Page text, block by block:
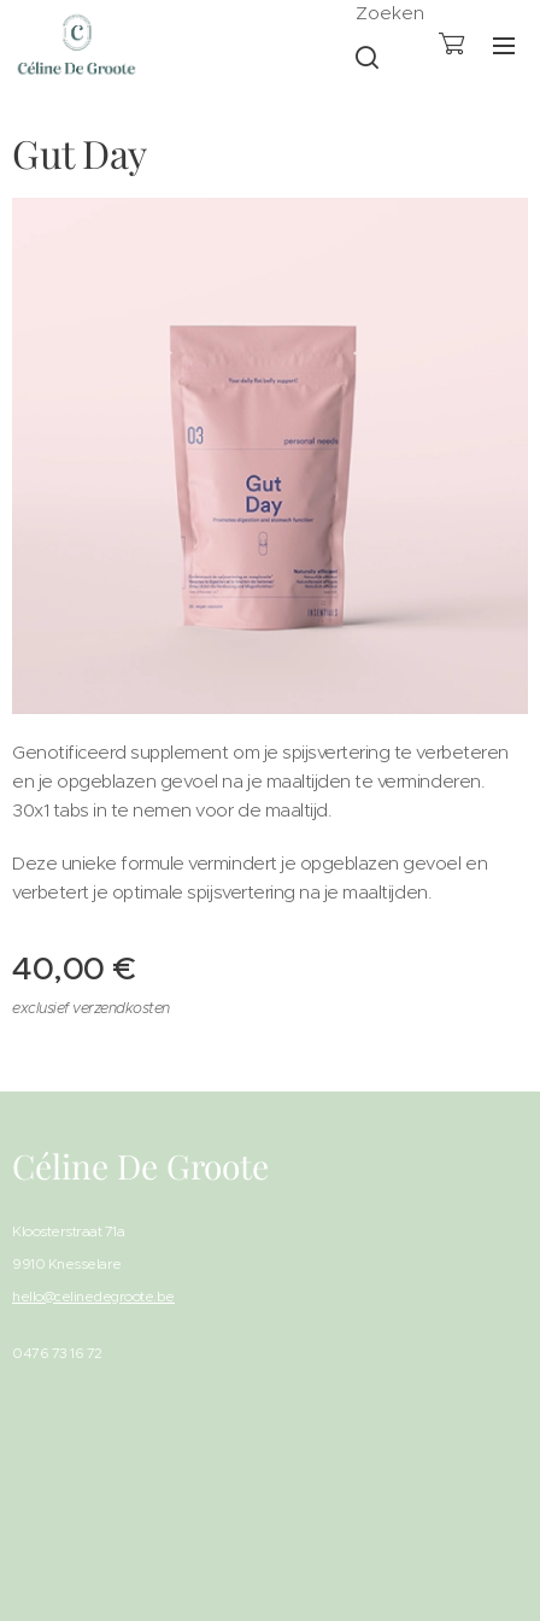
Zoeken
Gut Day
Genotificeerd supplement om je spijsvertering te verbeteren
en je opgeblazen gevoel na je maaltijden te verminderen.
30x1 tabs in te nemen voor de maaltijd.
Deze unieke formule vermindert je opgeblazen gevoel en
verbetert je optimale spijsvertering na je maaltijden.
40,00 €
exclusief verzendkosten
Céline De Groote
Kloosterstraat 71a
9910 Knesselare
hello@celinedegroote.be
0476 73 16 72